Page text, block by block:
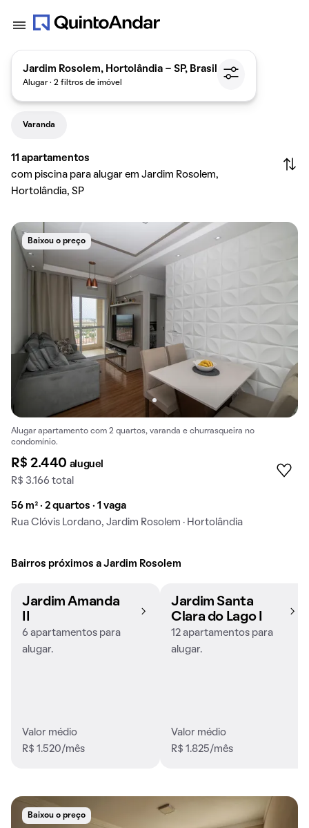
Jardim Rosolem, Hortolândia - SP, Brasil
Alugar · 2 filtros de imóvel
Varanda
11 apartamentos
com piscina para alugar em Jardim Rosolem,
Hortolândia, SP
Baixou o preço
Alugar apartamento com 2 quartos, varanda e churrasqueira no
condomínio.
R$ 2.440 aluguel
R$ 3.166 total
56 m² · 2 quartos · 1 vaga
Rua Clóvis Lordano, Jardim Rosolem · Hortolândia
Bairros próximos a Jardim Rosolem
Jardim Amanda
6 apartamentos para
alugar.
Valor médio
R$ 1.520/mês
Jardim Santa
Clara do Lago I
12 apartamentos para
alugar.
Valor médio
R$ 1.825/mês
Baixou o preço